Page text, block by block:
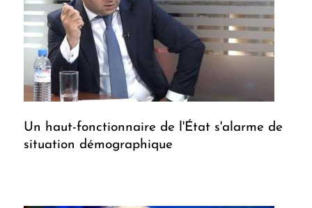
Un haut-fonctionnaire de l'État s'alarme de
situation démographique